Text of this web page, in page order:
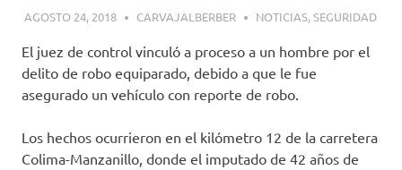
AGOSTO 24, 2018 CARVAJALBERBER NOTICIAS,SEGURIDAD
El juez de control vinculó a proceso a un hombre por el
delito de robo equiparado, debido a que le fue
asegurado un vehículo con reporte de robo.
Los hechos ocurrieron en el kilómetro 12 de la carretera
Colima-Manzanillo, donde el imputado de 42 años de